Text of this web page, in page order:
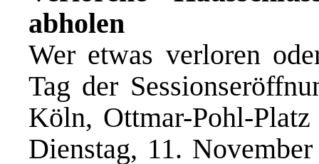
abholen
Wer etwas verloren
Tag der
Köln, Ottmar-Pohl-
Dienstag, 11.